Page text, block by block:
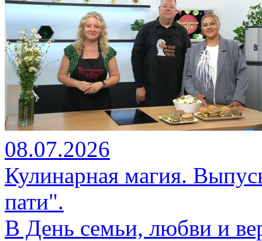
08.07.2026
Кулинарная магия.
пати".
В День семьи, любви и